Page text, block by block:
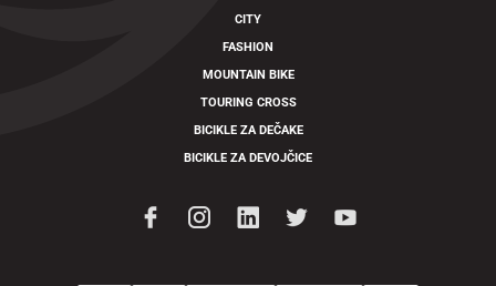
CITY
FASHION
MOUNTAIN BIKE
TOURING CROSS
BICIKLE ZA DEČAKE
BICIKLE ZA DEVOJČICE